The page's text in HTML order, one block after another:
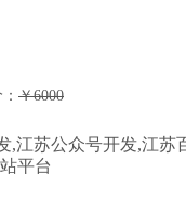
： ￥6000
,江苏公众号开发,江苏
平台